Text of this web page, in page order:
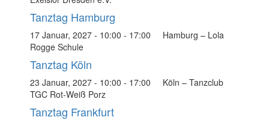
Tanztag Hamburg
17 Januar, 2027 - 10:00 - 17:00
Hamburg – Lola
Rogge Schule
Tanztag Köln
23 Januar, 2027 - 10:00 - 17:00
Köln – Tanzclub
TGC Rot-Weiß Porz
Tanztag Frankfurt